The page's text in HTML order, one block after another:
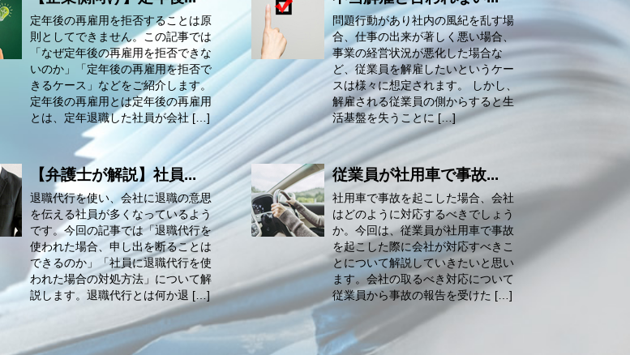
定年後の再雇用を拒否することは原
則としてできません。この記事では
「なぜ定年後の再雇用を拒否できな
いのか」「定年後の再雇用を拒否で
きるケース」などをご紹介します。
定年後の再雇用とは定年後の再雇用
とは、定年退職した社員が会社 […]
問題行動があり社内の風紀を乱す場
合、仕事の出来が著しく悪い場合、
事業の経営状況が悪化した場合な
ど、従業員を解雇したいというケー
スは様々に想定されます。 しかし、
解雇される従業員の側からすると生
活基盤を失うことに […]
【弁護士が解説】社員...
退職代行を使い、会社に退職の意思
を伝える社員が多くなっているよう
です。今回の記事では「退職代行を
使われた場合、申し出を断ることは
できるのか」「社員に退職代行を使
われた場合の対処方法」について解
説します。退職代行とは何か退 […]
従業員が社用車で事故...
社用車で事故を起こした場合、会社
はどのように対応するべきでしょう
か。今回は、従業員が社用車で事故
を起こした際に会社が対応すべきこ
とについて解説していきたいと思い
ます。会社の取るべき対応について
従業員から事故の報告を受けた […]